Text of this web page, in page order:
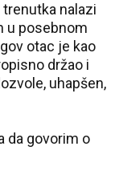
nalazi
u posebnom
otac je kao
držao i
uhapšen,
da govorim o